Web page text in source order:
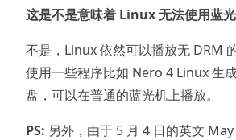
这是不是意味着 Linux 无法使用蓝
不是，Linux 依然可以播放无 DRM
使用一些程序比如 Nero 4 Linux 生
盘，可以在普通的蓝光机上播放。
PS: 另外，由于 5 月 4 日的英文